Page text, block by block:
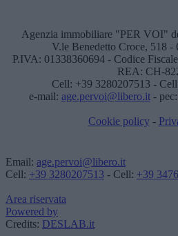
Agenzia immobiliare "PER VOI"
V.le Benedetto Croce, 518
P.IVA: 01338360694 - Codice
REA: CH-
Cell: +39 3280207513 -
e-mail: age.pervoi@libero.it- pec:
Cookie policy-
Email: age.pervoi@libero.it
Cell: +39 3280207513 - Cell: +39
Area riservata
Powered by
Credits: DESLAB.it